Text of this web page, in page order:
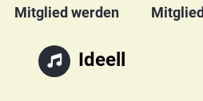
überspringen
Mitglied werden
Ideell